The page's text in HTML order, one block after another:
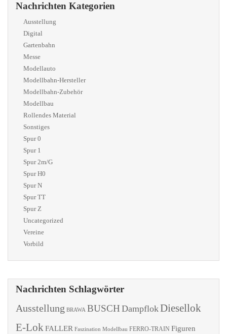
Nachrichten Kategorien
Ausstellung
Digital
Gartenbahn
Messe
Modellauto
Modellbahn-Hersteller
Modellbahn-Zubehör
Modellbau
Rollendes Material
Sonstiges
Spur 0
Spur 1
Spur 2m/G
Spur H0
Spur N
Spur TT
Spur Z
Uncategorized
Vereine
Vorbild
Nachrichten Schlagwörter
Ausstellung BRAWA BUSCH DampflokDiesellok
E-LokFALLER Faszination Modellbau FERRO-TRAIN Figuren